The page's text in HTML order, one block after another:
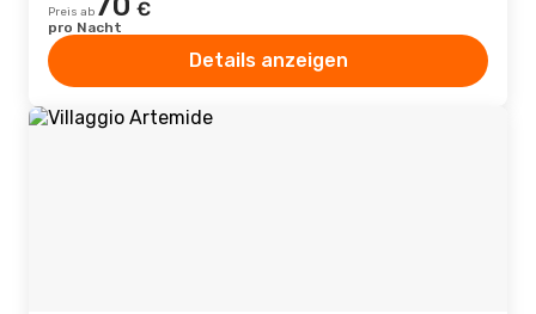
Preis ab €
pro Nacht
Details anzeigen